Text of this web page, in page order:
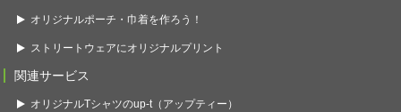
オリジナルポーチ・巾着を作ろう！
ストリートウェアにオリジナルプリント
関連サービス
オリジナルTシャツのup-t（アップティー）